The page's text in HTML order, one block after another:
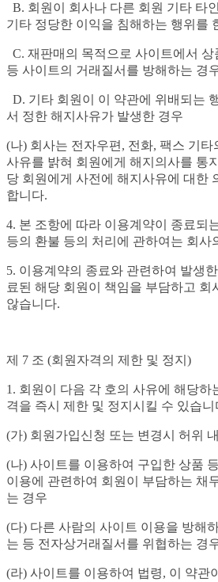
B. 회원이 회사나 다른 회원 기타 타
기타 정당한 이익을 침해하는 행위를
C. 재판매의 목적으로 사이트에서
등 사이트의 거래질서를 방해하는 경
D. 기타 회원이 이 약관에 위배되는
서 정한 해지사유가 발생한 경우
(나) 회사는 전자우편, 전화, 팩스 기타
사유를 밝혀 회원에게 해지의사를 통
당 회원에게 사전에 해지사유에 대한
합니다.
4. 본 조항에 따라 이용계약이 종료되
등의 환불 등의 처리에 관하여는 회사
5. 이용계약의 종료와 관련하여 발생
료된 해당 회원이 책임을 부담하고 회
않습니다.
제 7 조 (회원자격의 제한 및 정지)
1. 회원이 다음 각 호의 사유에 해당하
격을 즉시 제한 및 정지시킬 수 있습니
(가) 회원가입신청 또는 변경시 허위
(나) 사이트를 이용하여 구입한 상품
이용에 관련하여 회원이 부담하는 채
는 경우
(다) 다른 사람의 사이트 이용을 방해
는 등 전자상거래질서를 위협하는 경
(라) 사이트를 이용하여 법령, 이 약관